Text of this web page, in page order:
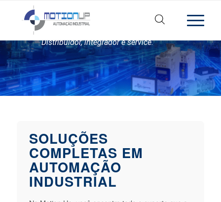
O maior distribuidor
Lenze do Brasil.
Distribuidor, integrador e service.
SOLUÇÕES
COMPLETAS EM
AUTOMAÇÃO
INDUSTRIAL